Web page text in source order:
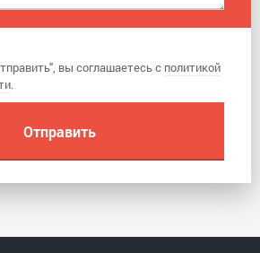
вы соглашаетесь с политикой
.